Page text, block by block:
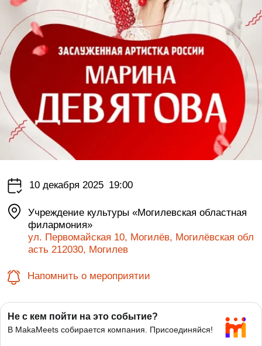
10 декабря 2025 19:00
Учреждение культуры «Могилевская областная
филармония»
ул. Первомайская 10, Могилёв, Могилёвская обл
асть 212030, Могилев
Напомнить о мероприятии